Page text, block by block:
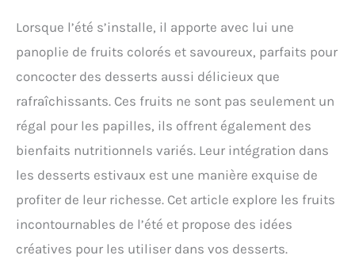
Lorsque l’été s’installe, il apporte avec lui une
panoplie de fruits colorés et savoureux, parfaits pour
concocter des desserts aussi délicieux que
rafraîchissants. Ces fruits ne sont pas seulement un
régal pour les papilles, ils offrent également des
bienfaits nutritionnels variés. Leur intégration dans
les desserts estivaux est une manière exquise de
profiter de leur richesse. Cet article explore les fruits
incontournables de l’été et propose des idées
créatives pour les utiliser dans vos desserts.